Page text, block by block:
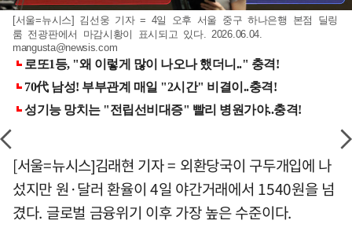
[서울=뉴시스] 김선웅 기자 = 4일 오후 서울 중구 하나은행 본점 딜링
룸 전광판에서 마감시황이 표시되고 있다. 2026.06.04.
mangusta@newsis.com
[서울=뉴시스]김래현 기자 = 외환당국이 구두개입에 나
섰지만 원·달러 환율이 4일 야간거래에서 1540원을 넘
겼다. 글로벌 금융위기 이후 가장 높은 수준이다.